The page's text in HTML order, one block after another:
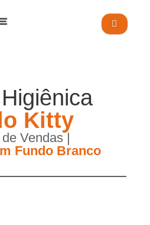
Kitty
Vendas |
Fundo Branco